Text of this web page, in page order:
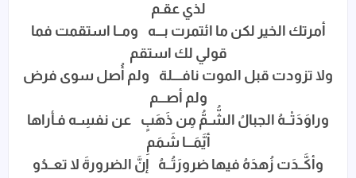
لذي عقـم
أمرتك الخير لكن ما ائتمرت بـــه ومــا استقمت فما
قولي لك استقم
ولا تزودت قبل الموت نافــــلة ولم أُصل سوى فرض
ولم أصـــم
وراوَدَتْــهُ الجبالُ الشُّـمُّ مِن ذَهَبٍ عن نفسِـه فـأراها
أيَّمَـــا شَمَمِ
وأكَّــدَت زُهدَهُ فيها ضرورَتُــهُ إنَّ الضرورةَ لا تعــدُو